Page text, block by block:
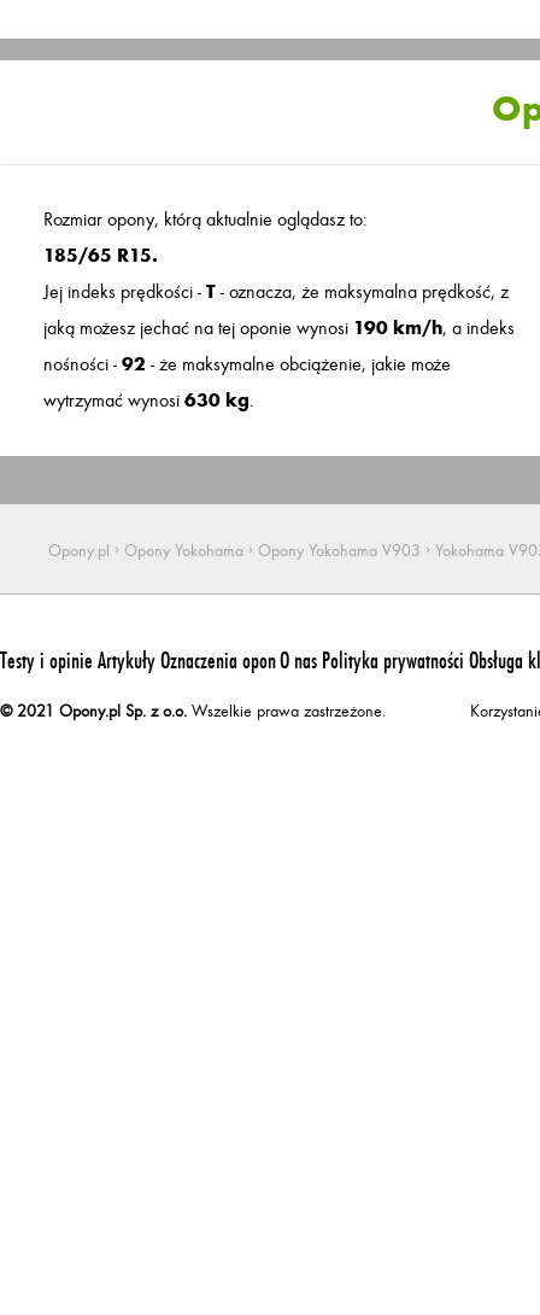
Rozmiar opony, którą aktualnie oglądasz to:
185/65 R15.
Jej indeks prędkości - T - oznacza, że maksymalna prędkość, z
jaką możesz jechać na tej oponie wynosi 190 km/h, a indeks
nośności - 92 - że maksymalne obciążenie, jakie może
wytrzymać wynosi 630 kg.
Opony.pl › Opony Yokohama › Opony Yokohama V903 › Yokohama
Testy i opinie ArtykułyOznaczenia oponO nas Polityka prywatności Obsługa
© 2021 Opony.pl Sp. z o.o. Wszelkie prawa zastrzeżone.